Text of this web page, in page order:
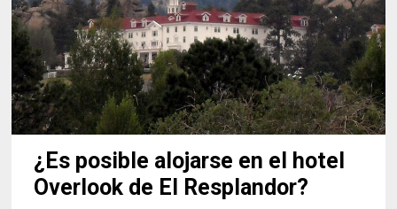
¿Es posible alojarse en el hotel
Overlook de El Resplandor?